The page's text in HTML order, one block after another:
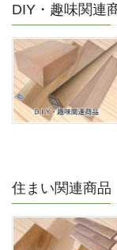
DIY・趣味関連
住まい関連商品